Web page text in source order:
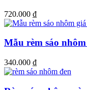
720.000 ₫
Mẫu rèm sáo
340.000 ₫